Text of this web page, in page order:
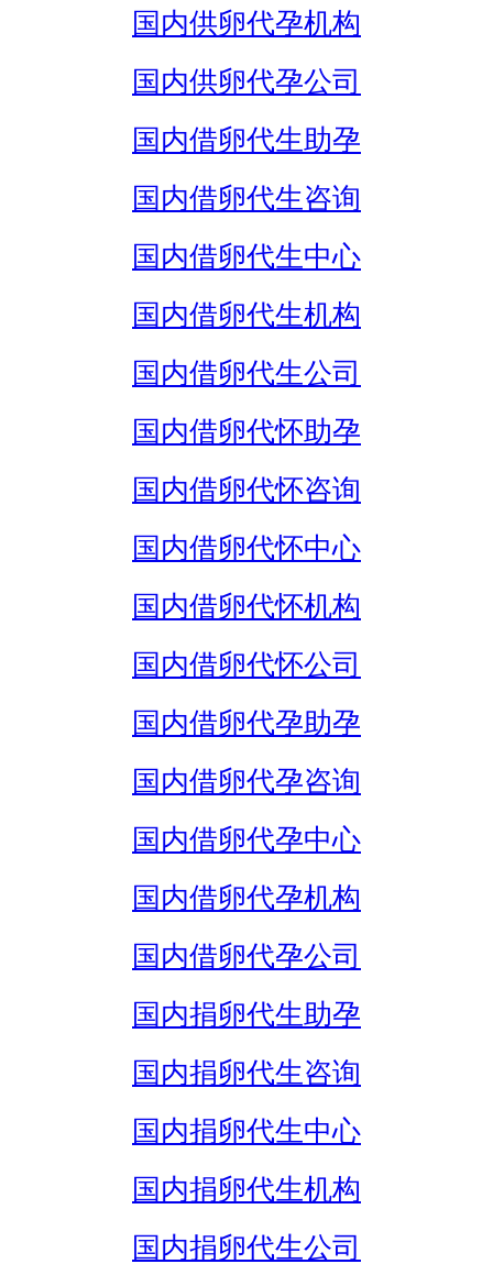
国内供卵代孕机构
国内供卵代孕公司
国内借卵代生助孕
国内借卵代生咨询
国内借卵代生中心
国内借卵代生机构
国内借卵代生公司
国内借卵代怀助孕
国内借卵代怀咨询
国内借卵代怀中心
国内借卵代怀机构
国内借卵代怀公司
国内借卵代孕助孕
国内借卵代孕咨询
国内借卵代孕中心
国内借卵代孕机构
国内借卵代孕公司
国内捐卵代生助孕
国内捐卵代生咨询
国内捐卵代生中心
国内捐卵代生机构
国内捐卵代生公司